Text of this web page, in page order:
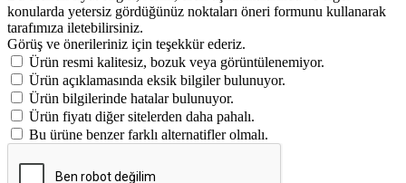
konularda yetersiz gördüğünüz noktaları öneri formunu kullanarak
tarafımıza iletebilirsiniz.
Görüş ve önerileriniz için teşekkür ederiz.
Ürün resmi kalitesiz, bozuk veya görüntülenemiyor.
Ürün açıklamasında eksik bilgiler bulunuyor.
Ürün bilgilerinde hatalar bulunuyor.
Ürün fiyatı diğer sitelerden daha pahalı.
Bu ürüne benzer farklı alternatifler olmalı.